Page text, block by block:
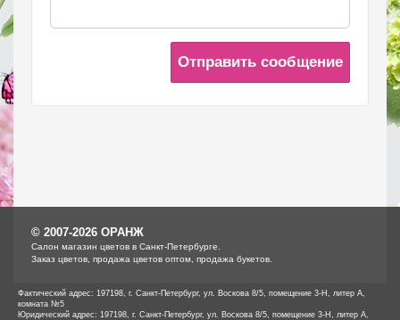
Отправить сообщение
© 2007-2026 ОРАНЖ
Cалон магазин цветов в Санкт-Петербурге.
Заказ цветов, продажа цветов оптом, продажа букетов.
Фактический адрес: 197198, г. Санкт-Петербург, ул. Воскова 8/5, помещение 3-Н, литер А,
комната №5
Юридический адрес: 197198, г. Санкт-Петербург, ул. Воскова 8/5, помещение 3-Н, литер А,